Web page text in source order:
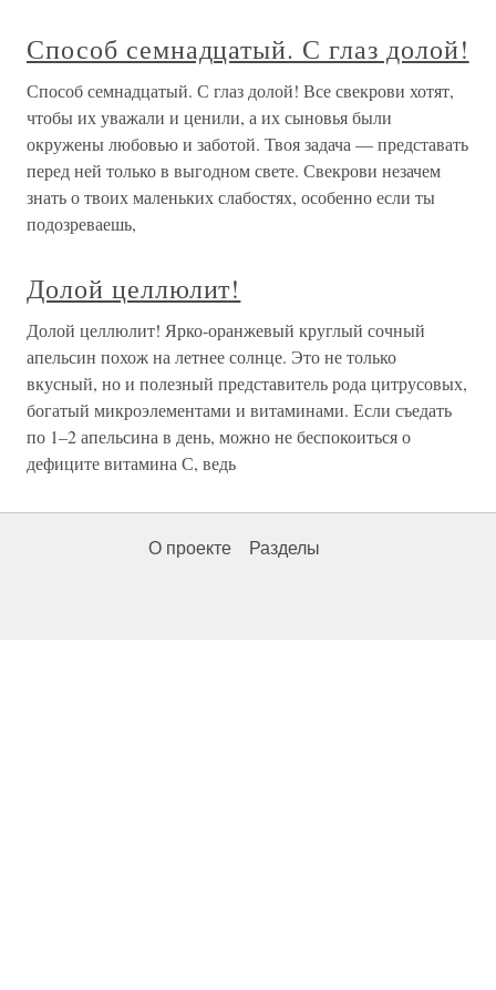
Способ семнадцатый. С глаз долой!
Способ семнадцатый. С глаз долой! Все свекрови хотят,
чтобы их уважали и ценили, а их сыновья были
окружены любовью и заботой. Твоя задача — представать
перед ней только в выгодном свете. Свекрови незачем
знать о твоих маленьких слабостях, особенно если ты
подозреваешь,
Долой целлюлит!
Долой целлюлит! Ярко-оранжевый круглый сочный
апельсин похож на летнее солнце. Это не только
вкусный, но и полезный представитель рода цитрусовых,
богатый микроэлементами и витаминами. Если съедать
по 1–2 апельсина в день, можно не беспокоиться о
дефиците витамина С, ведь
О проекте Разделы